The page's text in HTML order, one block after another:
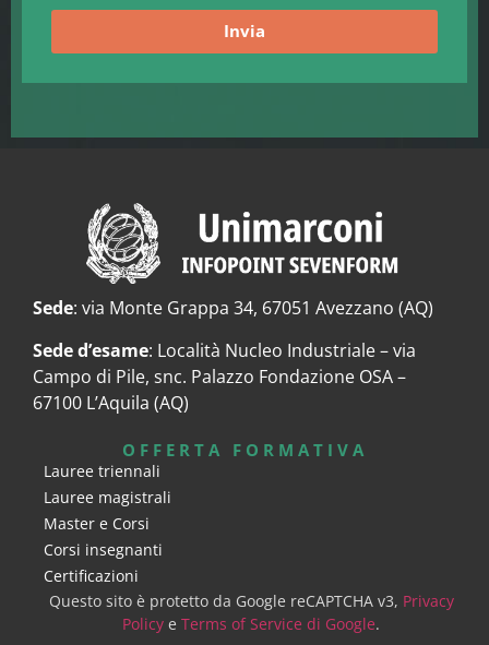
Invia
Sede: via Monte Grappa 34, 67051 Avezzano (AQ)
Sede d’esame: Località Nucleo Industriale – via
Campo di Pile, snc. Palazzo Fondazione OSA –
67100 L’Aquila (AQ)
OFFERTA FORMATIVA
Lauree triennali
Lauree magistrali
Master e Corsi
Corsi insegnanti
Certificazioni
Questo sito è protetto da Google reCAPTCHA v3, Privacy
Policy e Terms of Service di Google.